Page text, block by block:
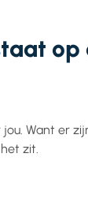
op
Want er
zit.